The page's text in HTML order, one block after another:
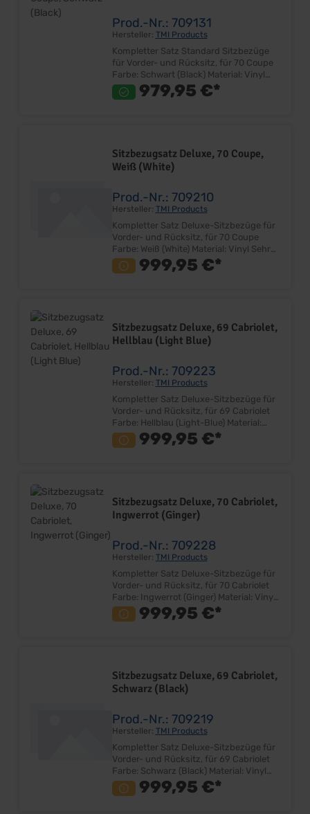
Prod.-Nr.: 709131
Hersteller: TMI Products
Kompletter Satz Standard Sitzbezüge
für Vorder- und Rücksitz, für 70 Coupe
Farbe: Schwart (Black) Material: Vinyl
Sehr gute Qualität Farbe und Design
entspricht dem Original Bezugsatz für
979,95 €*
Sitzbezugsatz Deluxe, 70 Coupe,
Weiß (White)
Prod.-Nr.: 709210
Hersteller: TMI Products
Kompletter Satz Deluxe-Sitzbezüge für
Vorder- und Rücksitz, für 70 Coupe
Farbe: Weiß (White) Material: Vinyl Sehr
gute Qualität Farbe und Design
entspricht dem Original Bezugsatz für
Rücksitzgestell Hinweis: Bei Umrüstung
von Standard auf Deluxe-Interior
Artikelnummer 702299 zur Montage
999,95 €*
Sitzbezugsatz Deluxe, 69 Cabriolet,
Hellblau (Light Blue)
Prod.-Nr.: 709223
Hersteller: TMI Products
Kompletter Satz Deluxe-Sitzbezüge für
Vorder- und Rücksitz, für 69 Cabriolet
Farbe: Hellblau (Light-Blue) Material:
Vinyl Sehr gute Qualität Farbe und
Design entspricht dem Original
Einbauort: Vorder- und Rücksitzgestell
999,95 €*
Sitzbezugsatz Deluxe, 70 Cabriolet,
Ingwerrot (Ginger)
Prod.-Nr.: 709228
Hersteller: TMI Products
Kompletter Satz Deluxe-Sitzbezüge für
Vorder- und Rücksitz, für 70 Cabriolet
Farbe: Ingwerrot (Ginger) Material: Vinyl
Sehr gute Qualität Farbe und Design
entspricht dem Original Bezugsatz für
Rücksitzgestell Hinweis: Bei Umrüstung
von Standard auf Deluxe-Interior
Artikelnummer 702299 zur Montage
999,95 €*
Sitzbezugsatz Deluxe, 69 Cabriolet,
Schwarz (Black)
Prod.-Nr.: 709219
Hersteller: TMI Products
Kompletter Satz Deluxe-Sitzbezüge für
Vorder- und Rücksitz, für 69 Cabriolet
Farbe: Schwarz (Black) Material: Vinyl
Sehr gute Qualität Farbe und Design
entspricht dem Original Bezugsatz für
999,95 €*